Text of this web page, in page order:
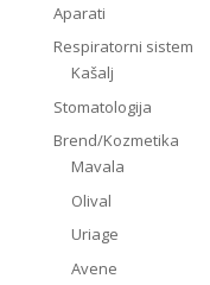
Aparati
Respiratorni sistem
Kašalj
Stomatologija
Brend/Kozmetika
Mavala
Olival
Uriage
Avene